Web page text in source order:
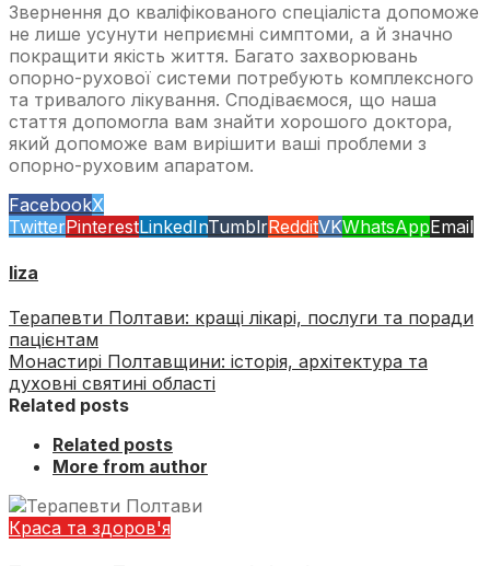
Звернення до кваліфікованого спеціаліста допоможе
не лише усунути неприємні симптоми, а й значно
покращити якість життя. Багато захворювань
опорно-рухової системи потребують комплексного
та тривалого лікування. Сподіваємося, що наша
стаття допомогла вам знайти хорошого доктора,
який допоможе вам вирішити ваші проблеми з
опорно-руховим апаратом.
FacebookX
TwitterPinterestLinkedInTumblrRedditVKWhatsAppEmail
liza
Терапевти Полтави: кращі лікарі, послуги та поради
пацієнтам
Монастирі Полтавщини: історія, архітектура та
духовні святині області
Related posts
Related posts
More from author
Краса та здоров'я